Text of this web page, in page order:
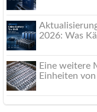
2026: Was
Eine weitere
Einheiten